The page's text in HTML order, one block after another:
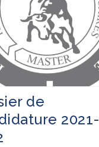
de
2021-